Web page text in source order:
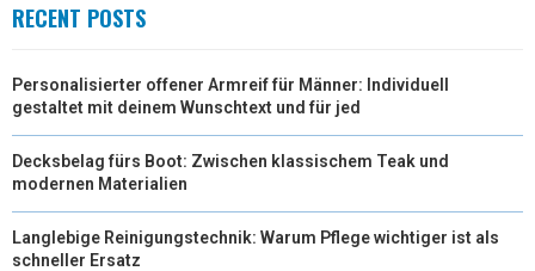
)
RECENT POSTS
Personalisierter offener Armreif für Männer: Individuell
gestaltet mit deinem Wunschtext und für jed
Decksbelag fürs Boot: Zwischen klassischem Teak und
modernen Materialien
Langlebige Reinigungstechnik: Warum Pflege wichtiger ist als
schneller Ersatz